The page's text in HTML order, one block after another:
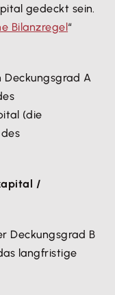
gedeckt sein.
Bilanzregel “
Deckungsgrad A
(die
/
Deckungsgrad B
langfristige